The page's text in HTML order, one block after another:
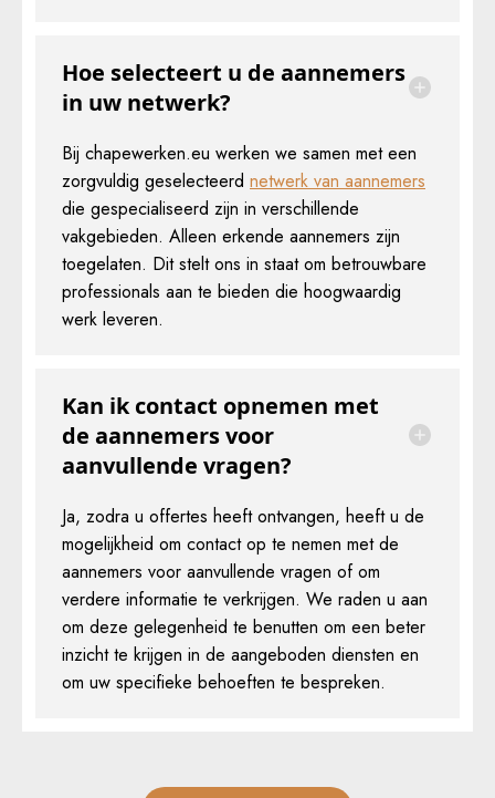
Hoe selecteert u de aannemers
in uw netwerk?
Bij chapewerken.eu werken we samen met een
zorgvuldig geselecteerd netwerk van aannemers
die gespecialiseerd zijn in verschillende
vakgebieden. Alleen erkende aannemers zijn
toegelaten. Dit stelt ons in staat om betrouwbare
professionals aan te bieden die hoogwaardig
werk leveren.
Kan ik contact opnemen met
de aannemers voor
aanvullende vragen?
Ja, zodra u offertes heeft ontvangen, heeft u de
mogelijkheid om contact op te nemen met de
aannemers voor aanvullende vragen of om
verdere informatie te verkrijgen. We raden u aan
om deze gelegenheid te benutten om een beter
inzicht te krijgen in de aangeboden diensten en
om uw specifieke behoeften te bespreken.